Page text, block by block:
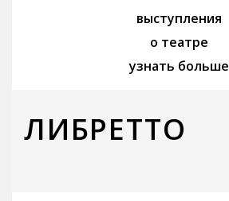
выступления
о театре
узнать больше
ЛИБРЕТТО